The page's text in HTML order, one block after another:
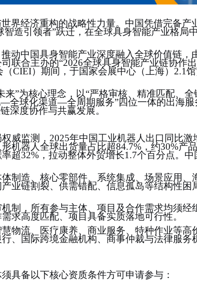
界经济重构的战略性力量。中国凭借完备产
智造引领者”跃迁，在全球具身智能产业格局
动中国具身智能产业深度融入全球价值链，
联合主办的“2026全球具身智能产业链协作
CIEI）期间，于国家会展中心（上海）2.1
来”为核心理念，以“严格审核、精准匹配、
全球化渠道—全周期服务”四位一体的出海
深度协作与共赢发展。
威监测， 2025年中国工业机器人出口同比激
机器人全球出货量占比超84.7%，约30%产
超32%，拉动整体外贸增长1.7个百分点。中
体制造、核心零部件、系统集成、场景应用、
业链割裂、供需错配、信息孤岛等结构性困
制，所有参与主体、项目及合作需求均须经
求高度匹配、项目具备实质落地可行性。
慧物流、医疗康养、商业服务、特种作业等高
、国际跨境金融机构、商事仲裁与法律服务
具备以下核心资质条件方可申请参与：